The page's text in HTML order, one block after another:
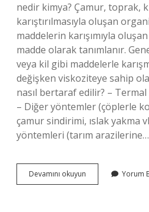
nedir kimya? Çamur, toprak,
karıştırılmasıyla oluşan
maddelerin karışımıyla
madde olarak tanımlanır.
veya kil gibi maddelerle
değişken viskoziteye sahip
nasıl bertaraf edilir? –
– Diğer yöntemler (çöplerle
çamur sindirimi, ıslak yakma
yöntemleri (tarım arazilerine…
Devamını okuyun
Çamur
Yorum